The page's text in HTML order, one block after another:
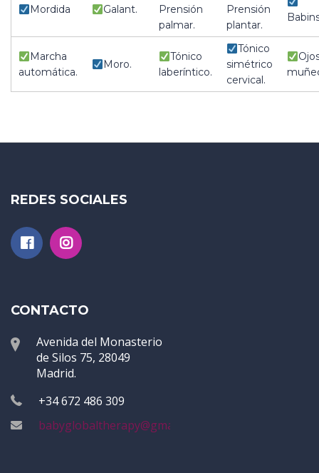
Mordida Galant.
Prensión
palmar.
Prensión
plantar.
Marcha
automática.
Moro.
Tónico
laberíntico.
Tónico
simétrico
cervical.
REDES SOCIALES
CONTACTO
Avenida del Monasterio
de Silos 75, 28049
Madrid.
+34 672 486 309
babyglobaltherapy@gmail.com